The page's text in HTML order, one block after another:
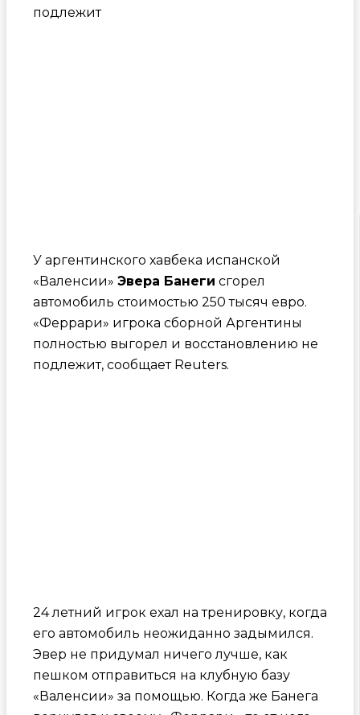
подлежит
У аргентинского хавбека испанской
«Валенсии» Эвера Банеги сгорел
автомобиль стоимостью 250 тысяч евро.
«Феррари» игрока сборной Аргентины
полностью выгорел и восстановлению не
подлежит, сообщает Reuters.
24 летний игрок ехал на тренировку, когда
его автомобиль неожиданно задымился.
Эвер не придумал ничего лучше, как
пешком отправиться на клубную базу
«Валенсии» за помощью. Когда же Банега